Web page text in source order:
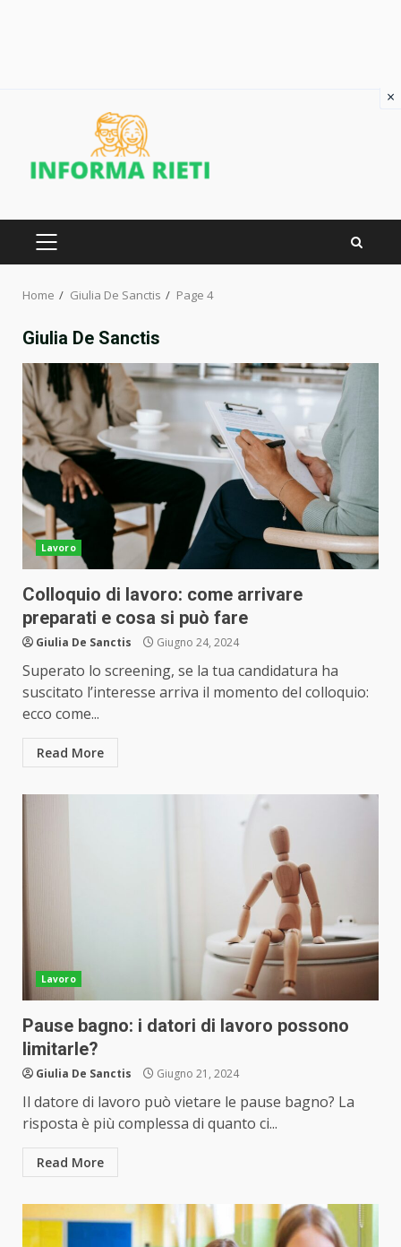
PRIMARY
Home Giulia De Sanctis Page 4
Giulia De Sanctis
Lavoro
Colloquio di lavoro: come arrivare
preparati e cosa si può fare
Giulia De Sanctis Giugno 24, 2024
Superato lo screening, se la tua candidatura ha
suscitato l’interesse arriva il momento del colloquio:
ecco come...
Read More
Lavoro
Pause bagno: i datori di lavoro possono
limitarle?
Giulia De Sanctis Giugno 21, 2024
Il datore di lavoro può vietare le pause bagno? La
risposta è più complessa di quanto ci...
Read More
×